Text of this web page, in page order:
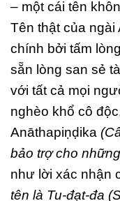
– một cái tên
Tên thật của ngài
chính bởi tấm
sẵn lòng san sẻ
với tất cả mọi
nghèo khổ cô
Anāthapiṇḍika
bảo trợ cho
như lời xác nhận
tên là Tu-đạt-đa